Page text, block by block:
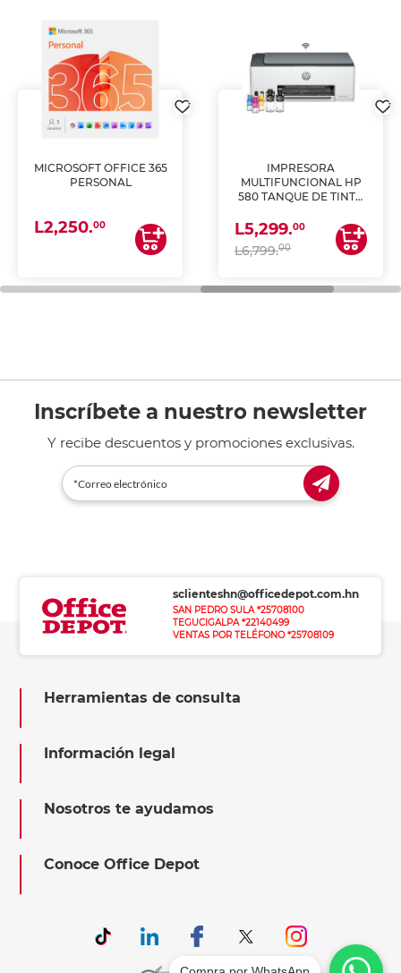
MICROSOFT OFFICE 365
PERSONAL
L2,250.00
IMPRESORA
MULTIFUNCIONAL HP
580 TANQUE DE TINTA
ESCANEA)
L5,299.00
L6,799.00
Inscríbete a nuestro newsletter
Y recibe descuentos y promociones exclusivas.
sclienteshn@officedepot.com.hn
SAN PEDRO SULA *25708100
TEGUCIGALPA *22140499
VENTAS POR TELÉFONO *25708109
Herramientas de consulta
Información legal
Nosotros te ayudamos
Conoce Office Depot